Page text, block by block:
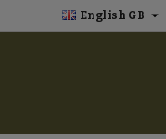
English GB 